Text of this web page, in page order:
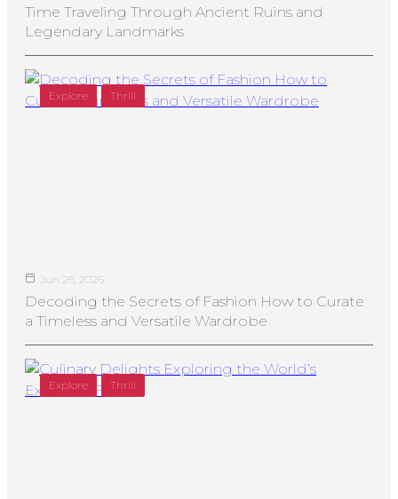
Time Traveling Through Ancient Ruins and
Legendary Landmarks
Explore Thrill
Jun 26, 2026
Decoding the Secrets of Fashion How to Curate
a Timeless and Versatile Wardrobe
Explore Thrill